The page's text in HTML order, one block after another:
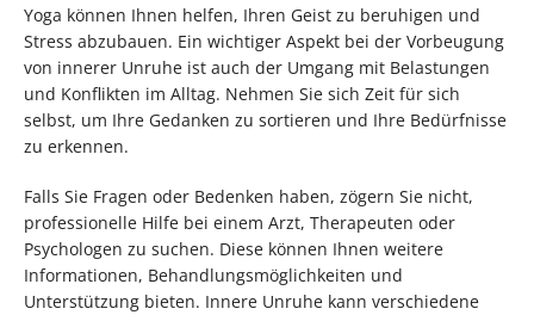
Yoga können Ihnen helfen, Ihren Geist zu beruhigen und
Stress abzubauen. Ein wichtiger Aspekt bei der Vorbeugung
von innerer Unruhe ist auch der Umgang mit Belastungen
und Konflikten im Alltag. Nehmen Sie sich Zeit für sich
selbst, um Ihre Gedanken zu sortieren und Ihre Bedürfnisse
zu erkennen.
Falls Sie Fragen oder Bedenken haben, zögern Sie nicht,
professionelle Hilfe bei einem Arzt, Therapeuten oder
Psychologen zu suchen. Diese können Ihnen weitere
Informationen, Behandlungsmöglichkeiten und
Unterstützung bieten. Innere Unruhe kann verschiedene